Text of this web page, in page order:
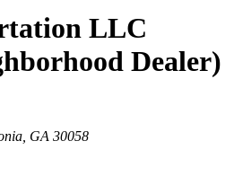
LLC
Dealer)
GA 30058